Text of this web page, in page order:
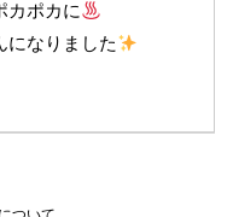
カポカに
になりました